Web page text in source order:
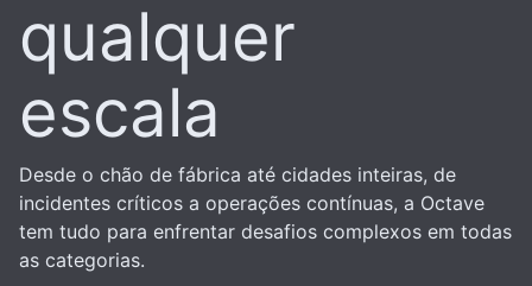
qualquer
escala
Desde o chão de fábrica até cidades inteiras, de
incidentes críticos a operações contínuas, a Octave
tem tudo para enfrentar desafios complexos em todas
as categorias.